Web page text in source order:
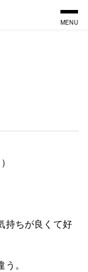
MENU
持ちが良くて好
。